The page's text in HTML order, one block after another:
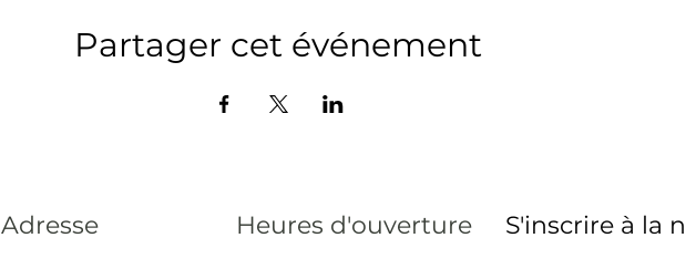
Partager cet événement
Adresse Heures d'ouverture S'inscrire à la